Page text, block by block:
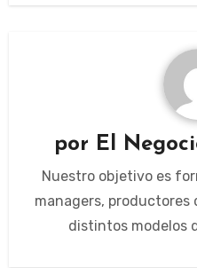
por El
Nuestro objetivo es
managers, productores
distintos modelos